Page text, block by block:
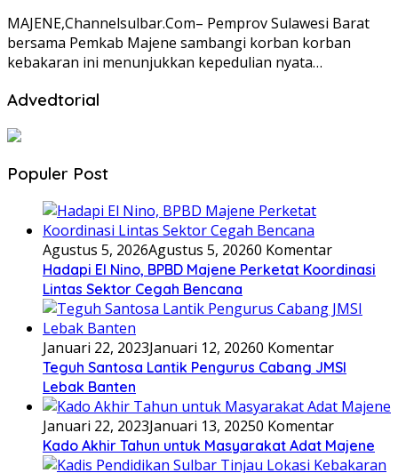
MAJENE,Channelsulbar.Com– Pemprov Sulawesi Barat
bersama Pemkab Majene sambangi korban korban
kebakaran ini menunjukkan kepedulian nyata…
Advedtorial
Populer Post
Agustus 5, 2026Agustus 5, 20260 Komentar
Hadapi El Nino, BPBD Majene Perketat Koordinasi
Lintas Sektor Cegah Bencana
Januari 22, 2023Januari 12, 20260 Komentar
Teguh Santosa Lantik Pengurus Cabang JMSI
Lebak Banten
Januari 22, 2023Januari 13, 20250 Komentar
Kado Akhir Tahun untuk Masyarakat Adat Majene